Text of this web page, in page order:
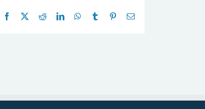
Facebook RedditLinkedInWhatsApp
Tumblr Pinterest
E-